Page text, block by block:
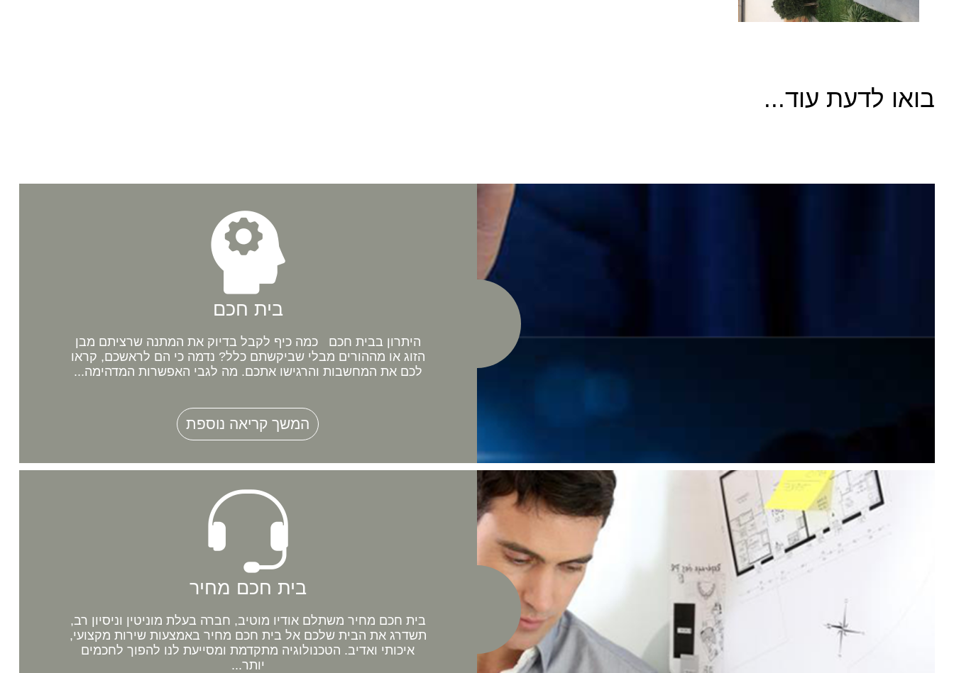
בואו לדעת עוד...
בית חכם
היתרון בבית חכם כמה כיף לקבל בדיוק את המתנה שרציתם מבן
הזוג או מההורים מבלי שביקשתם כלל? נדמה כי הם לראשכם, קראו
לכם את המחשבות והרגישו אתכם. מה לגבי האפשרות המדהימה...
המשך קריאה נוספת
בית חכם מחיר
בית חכם מחיר משתלם אודיו מוטיב, חברה בעלת מוניטין וניסיון רב,
תשדרג את הבית שלכם אל בית חכם מחיר באמצעות שירות מקצועי,
איכותי ואדיב. הטכנולוגיה מתקדמת ומסייעת לנו להפוך לחכמים
יותר...